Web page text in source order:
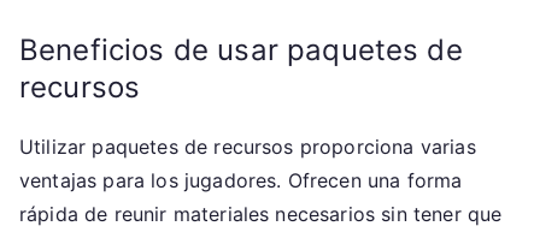
Beneficios de usar paquetes de
recursos
Utilizar paquetes de recursos proporciona varias
ventajas para los jugadores. Ofrecen una forma
rápida de reunir materiales necesarios sin tener que